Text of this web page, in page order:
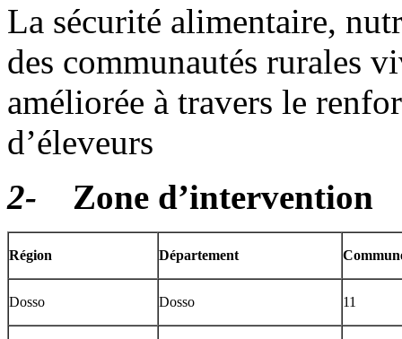
La sécurité alimentaire,
des communautés rurales
améliorée à travers le
d’éleveurs
2- Zone d’intervention
Région Département
Dosso Dosso 11